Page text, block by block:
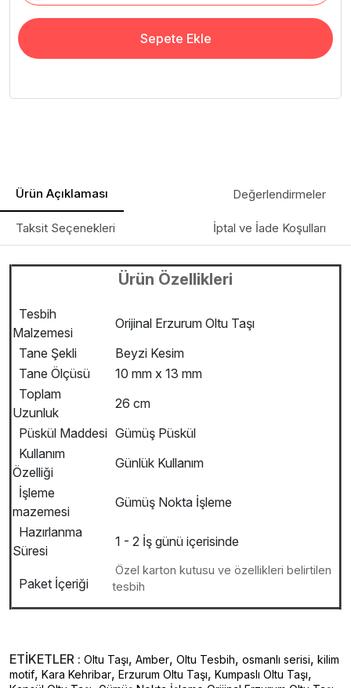
Sepete Ekle
Ürün Açıklaması Değerlendirmeler
Taksit Seçenekleri İptal ve İade Koşulları
Ürün Özellikleri
Tesbih
Malzemesi
Orijinal Erzurum Oltu Taşı
Tane Şekli
Beyzi Kesim
Tane Ölçüsü
10 mm x 13 mm
Toplam
Uzunluk
26 cm
Püskül Maddesi Gümüş Püskül
Kullanım
Özelliği
Günlük Kullanım
İşleme
mazemesi
Gümüş Nokta İşleme
Hazırlanma
Süresi
1 - 2 İş günü içerisinde
Paket İçeriği
Özel karton kutusu ve özellikleri belirtilen
tesbih
ETİKETLER : Oltu Taşı, Amber, Oltu Tesbih, osmanlı serisi, kilim
motif, Kara Kehribar, Erzurum Oltu Taşı, Kumpaslı Oltu Taşı,